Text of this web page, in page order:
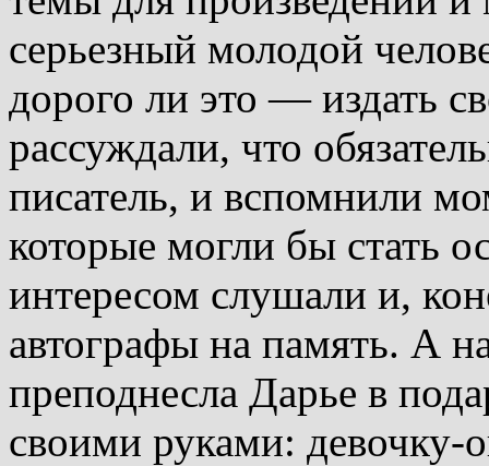
серьезный молодой
дорого ли это — издать
рассуждали, что
писатель, и вспомнили
которые могли бы стать
интересом слушали и,
автографы на память. А
преподнесла Дарье в
своими руками: девочку-